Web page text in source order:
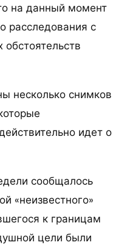
на данный момент
расследования с
несколько снимков
идет о
сообщалось
«неизвестного»
к границам
цели были